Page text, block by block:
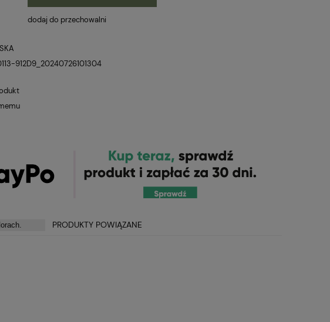
dodaj do przechowalni
912D9_20240726101304
PRODUKTY POWIĄZANE